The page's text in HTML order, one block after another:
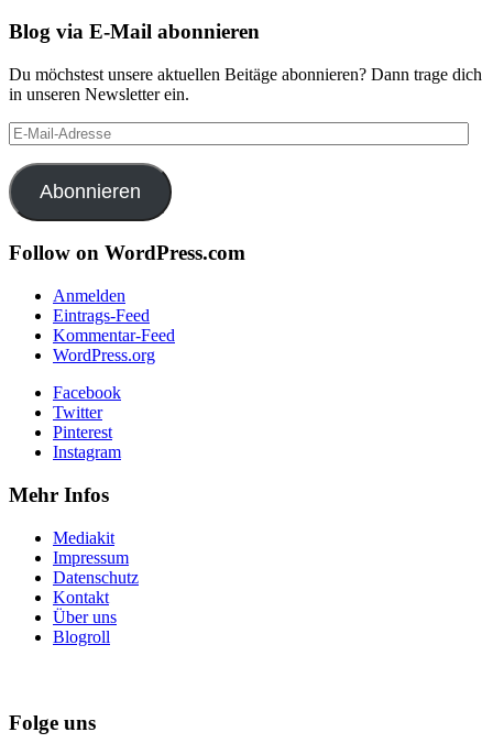
Blog via E-Mail abonnieren
Du möchstest unsere aktuellen Beitäge abonnieren? Dann trage dich
in unseren Newsletter ein.
E-
Mail-
Adresse
Abonnieren
Follow on WordPress.com
Anmelden
Eintrags-Feed
Kommentar-Feed
WordPress.org
Facebook
Twitter
Pinterest
Instagram
Mehr Infos
Mediakit
Impressum
Datenschutz
Kontakt
Über uns
Blogroll
Folge uns